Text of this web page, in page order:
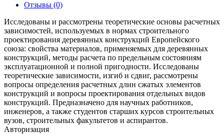
Отзывы (0)
Исследованы и рассмотрены теоретические основы расчетных
зависимостей, используемых в нормах строительного
проектирования деревянных конструкций Европейского
союза: свойства материалов, применяемых для деревянных
конструкций, методы расчета по предельным состояниям
эксплуатационной и полной пригодности. Исследованы
теоретические зависимости, изгиб и сдвиг, рассмотрены
вопросы определения расчетных длин сжатых элементов
конструкций и вопросы проектирования отдельных видов
конструкций. Предназначено для научных работников,
инженеров, а также студентов старших курсов строительных
вузов, строительных факультетов и аспирантов.
Авторизация